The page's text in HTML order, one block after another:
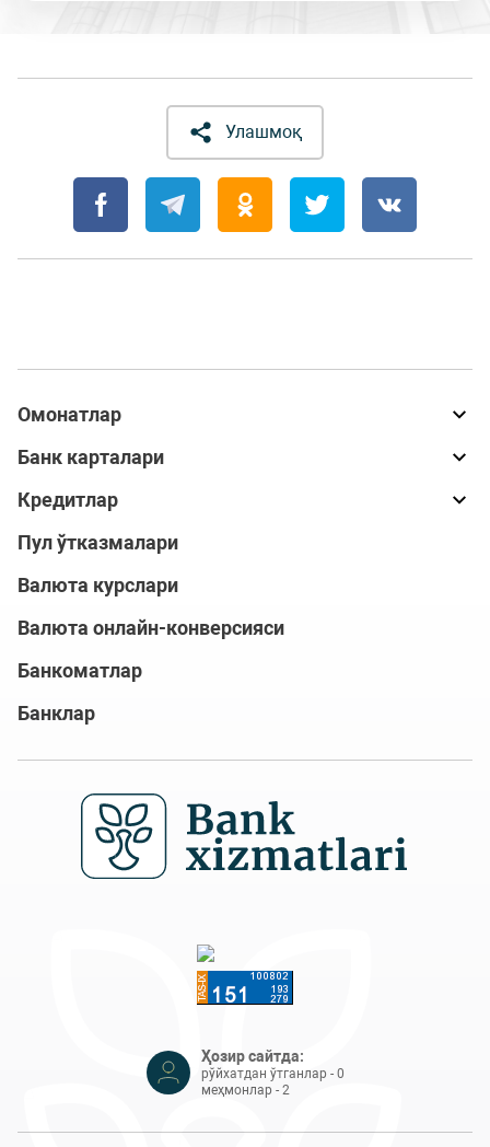
Улашмоқ
Омонатлар
Банк карталари
Кредитлар
Пул ўтказмалари
Валюта курслари
Валюта онлайн-конверсияси
Банкоматлар
Банклар
Ҳозир сайтда:
рўйхатдан ўтганлар - 0
меҳмонлар - 2